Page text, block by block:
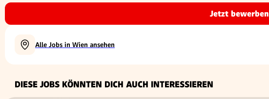
Jetzt bewerben
Alle Jobs in Wien ansehen
DIESE JOBS KÖNNTEN DICH AUCH INTERESSIEREN